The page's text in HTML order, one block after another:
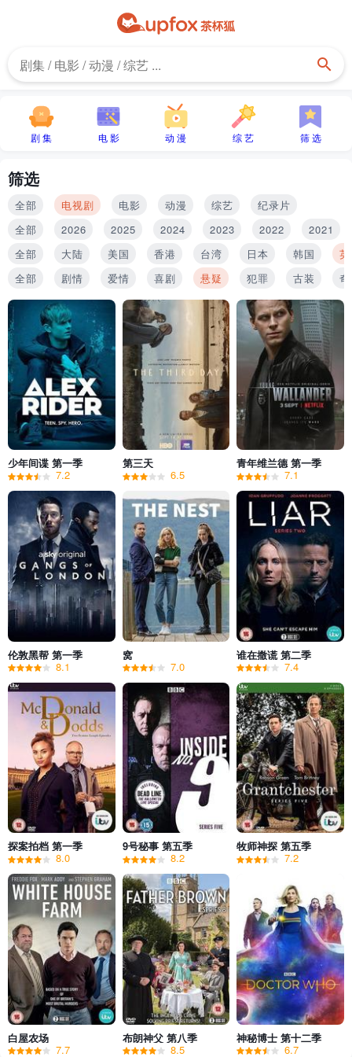
剧 集 电 影 动 漫 综 艺 筛 选
筛选
全部 电视剧 电影 动漫 综艺
纪录片
全部
2026 2025 2024 2023 2022
2021
全部
大陆 美国 香港 台湾 日本 韩国
全部
剧情 爱情 喜剧 悬疑 犯罪 古装
少年间谍 第一季
7.2
第三天
6.5
青年维兰德 第一季
7.1
伦敦黑帮 第一季
8.1
窝
7.0
谁在撒谎 第二季
7.4
探案拍档 第一季
8.0
9号秘事 第五季
8.2
牧师神探 第五季
7.2
白屋农场
7.7
布朗神父 第八季
8.5
神秘博士 第十二季
6.7